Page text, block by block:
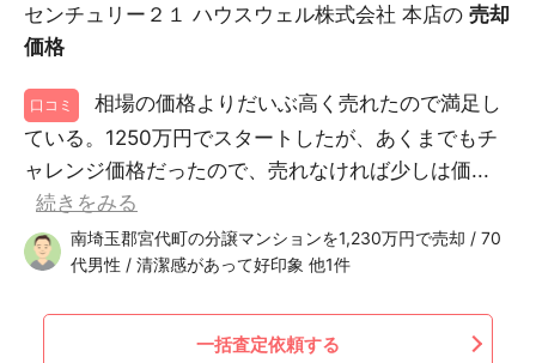
センチュリー２１ ハウスウェル株式会社 本店の 売却
価格
口コミ
相場の価格よりだいぶ高く売れたので満足し
ている。1250万円でスタートしたが、あくまでもチ
ャレンジ価格だったので、売れなければ少しは価...
続きをみる
南埼玉郡宮代町の分譲マンションを1,230万円で売却 / 70
代男性 / 清潔感があって好印象 他1件
一括査定依頼する